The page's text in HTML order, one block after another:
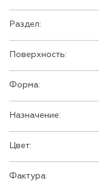
Раздел:
Поверхность:
Форма:
Назначение:
Цвет:
Фактура: